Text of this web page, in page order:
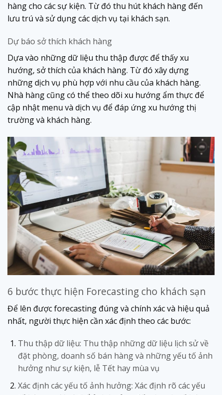
hàng cho các sự kiện. Từ đó thu hút khách hàng đến
lưu trú và sử dụng các dịch vụ tại khách sạn.
Dự báo sở thích khách hàng
Dựa vào những dữ liệu thu thập được để thấy xu
hướng, sở thích của khách hàng. Từ đó xây dựng
những dịch vụ phù hợp với nhu cầu của khách hàng.
Nhà hàng cũng có thể theo dõi xu hướng ẩm thực để
cập nhật menu và dịch vụ để đáp ứng xu hướng thị
trường và khách hàng.
6 bước thực hiện Forecasting cho khách sạn
Để lên được forecasting đúng và chính xác và hiệu quả
nhất, người thực hiện cần xác định theo các bước:
Thu thập dữ liệu: Thu thập những dữ liệu lịch sử về
đặt phòng, doanh số bán hàng và những yếu tố ảnh
hưởng như sự kiện, lễ Tết hay mùa vụ
Xác định các yếu tố ảnh hưởng: Xác định rõ các yếu